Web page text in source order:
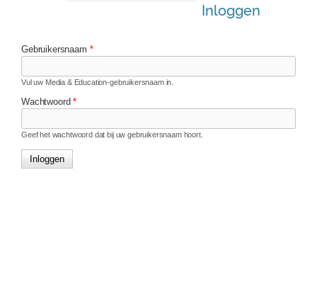
Inloggen
Gebruikersnaam *
Vul uw Media & Education-gebruikersnaam in.
Wachtwoord*
Geef het wachtwoord dat bij uw gebruikersnaam hoort.